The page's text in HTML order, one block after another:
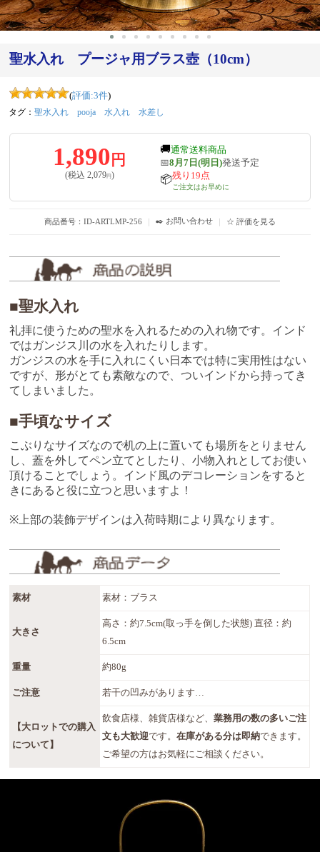
聖水入れ プージャ用ブラス壺（10cm）
(評価:3件)
タグ： 聖水入れ pooja 水入れ 水差し
1,890 円
(税込 2,079円)
🚚通常送料商品
📅8月7日(明日)発送予定
📦残り19点
ご注文はお早めに
商品番号：ID-ARTLMP-256 ｜ ✒️ お問い合わせ ｜ ☆ 評価を見る
■聖水入れ
礼拝に使うための聖水を入れるための入れ物です。インド
ではガンジス川の水を入れたりします。
ガンジスの水を手に入れにくい日本では特に実用性はない
ですが、形がとても素敵なので、ついインドから持ってき
てしまいました。
■手頃なサイズ
こぶりなサイズなので机の上に置いても場所をとりません
し、蓋を外してペン立てとしたり、小物入れとしてお使い
頂けることでしょう。インド風のデコレーションをすると
きにあると役に立つと思いますよ！
※上部の装飾デザインは入荷時期により異なります。
素材 素材：ブラス
大きさ
高さ：約7.5cm(取っ手を倒した状態) 直径：約
6.5cm
重量 約80g
ご注意 若干の凹みがあります…
【大ロットでの購入
について】
飲食店様、雑貨店様など、業務用の数の多いご注
文も大歓迎です。在庫がある分は即納できます。
ご希望の方はお気軽にご相談ください。